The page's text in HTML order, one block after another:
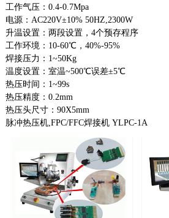
工作气压：0.4-0.7Mpa
电源：AC220V±10% 50HZ,2300W
升温设置：两段设置，4个预存程序
工作环境：10-60℃，40%-95%
焊接压力：1~50Kg
温度设置：室温~500℃误差±5℃
热压时间：1~99s
热压精度：0.2mm
热压头尺寸：90X5mm
脉冲热压机,FPC/FFC焊接机 YLPC-1A